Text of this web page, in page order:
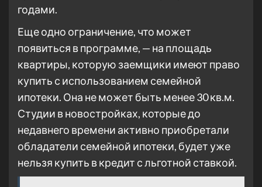
годами.
Еще одно ограничение, что может
появиться в программе, — на площадь
квартиры, которую заемщики имеют право
купить с использованием семейной
ипотеки. Она не может быть менее 30 кв.м.
Студии в новостройках, которые до
недавнего времени активно приобретали
обладатели семейной ипотеки, будет уже
нельзя купить в кредит с льготной ставкой.